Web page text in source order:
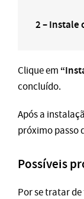
2 – Instale
Clique em
concluído.
Após a
próximo passo
Possíveis
Por se tratar